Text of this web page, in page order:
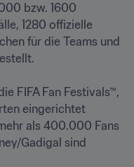
bzw. 1600
1280 offizielle
für die Teams und
FIFA Fan Festivals™,
eingerichtet
als 400.000 Fans
Gadigal sind